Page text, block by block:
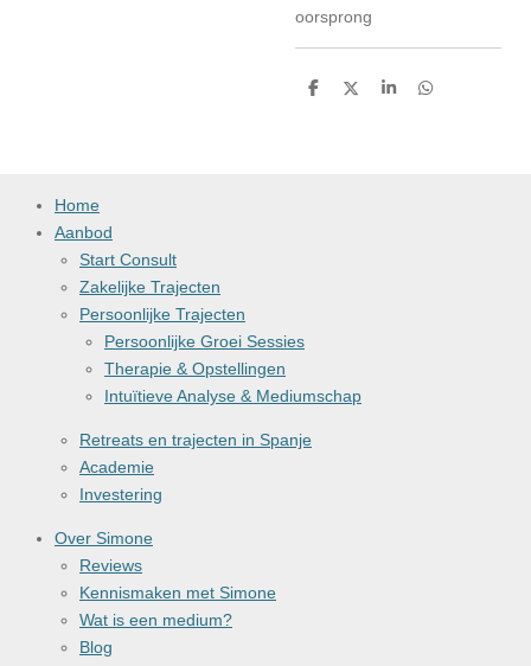
oorsprong
D
D
S
D
Home
Aanbod
Start Consult
Zakelijke Trajecten
Persoonlijke Trajecten
Persoonlijke Groei Sessies
Therapie & Opstellingen
Intuïtieve Analyse & Mediumschap
Retreats en trajecten in Spanje
Academie
Investering
Over Simone
Reviews
Kennismaken met Simone
Wat is een medium?
Blog